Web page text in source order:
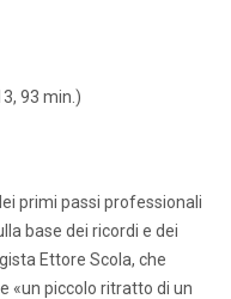
93 min.)
primi passi professionali
base dei ricordi e dei
Ettore Scola, che
«un piccolo ritratto di un